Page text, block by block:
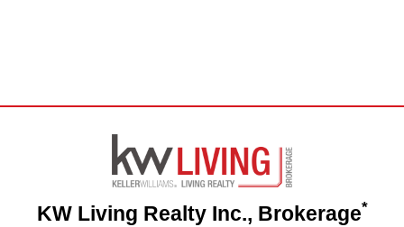
KW Living Realty Inc., Brokerage*